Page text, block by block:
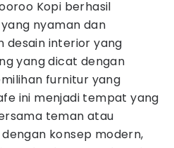
Kopi berhasil
nyaman dan
desain interior yang
yang dicat dengan
furnitur yang
ini menjadi tempat yang
teman atau
konsep modern,